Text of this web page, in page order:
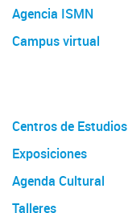
Agencia ISMN
Campus virtual
Centros de Estudios
Exposiciones
Agenda Cultural
Talleres